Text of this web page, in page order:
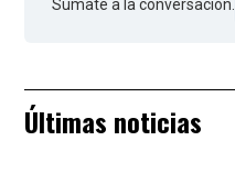
Sumate a la conversación.
Últimas noticias